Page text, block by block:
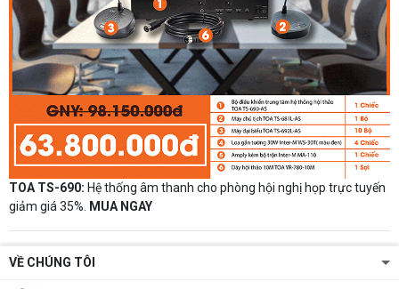
TOA TS-690: Hệ thống âm thanh cho phòng hội nghị họp trực tuyến
giảm giá 35%. MUA NGAY
VỀ CHÚNG TÔI